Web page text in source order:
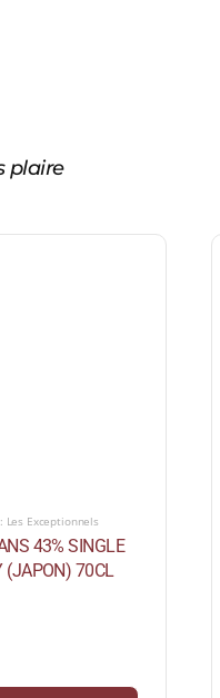
plaire
: Les Exceptionnels
43% SINGLE
(JAPON) 70CL